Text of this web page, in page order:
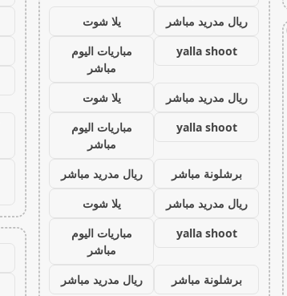
ريال مدريد مباشر
يلا شوت
yalla shoot
مباريات اليوم
مباشر
ريال مدريد مباشر
يلا شوت
yalla shoot
مباريات اليوم
مباشر
برشلونة مباشر
ريال مدريد مباشر
ريال مدريد مباشر
يلا شوت
yalla shoot
مباريات اليوم
مباشر
برشلونة مباشر
ريال مدريد مباشر